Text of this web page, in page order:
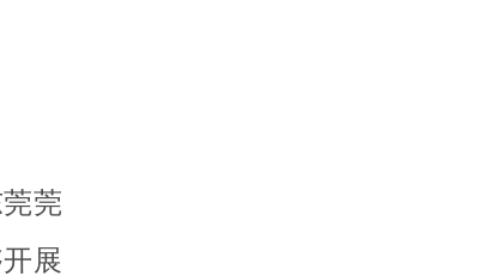
莞
展